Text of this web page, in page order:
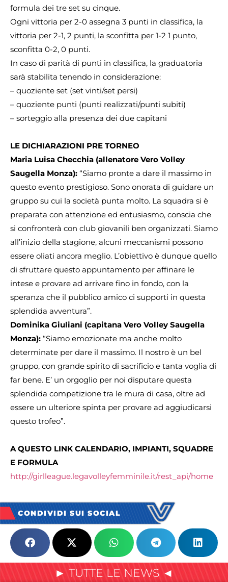
formula dei tre set su cinque.
Ogni vittoria per 2-0 assegna 3 punti in classifica, la
vittoria per 2-1, 2 punti, la sconfitta per 1-2 1 punto,
sconfitta 0-2, 0 punti.
In caso di parità di punti in classifica, la graduatoria
sarà stabilita tenendo in considerazione:
– quoziente set (set vinti/set persi)
– quoziente punti (punti realizzati/punti subiti)
– sorteggio alla presenza dei due capitani
LE DICHIARAZIONI PRE TORNEO
Maria Luisa Checchia (allenatore Vero Volley
Saugella Monza): “Siamo pronte a dare il massimo in
questo evento prestigioso. Sono onorata di guidare un
gruppo su cui la società punta molto. La squadra si è
preparata con attenzione ed entusiasmo, conscia che
si confronterà con club giovanili ben organizzati. Siamo
all’inizio della stagione, alcuni meccanismi possono
essere oliati ancora meglio. L’obiettivo è dunque quello
di sfruttare questo appuntamento per affinare le
intese e provare ad arrivare fino in fondo, con la
speranza che il pubblico amico ci supporti in questa
splendida avventura”.
Dominika Giuliani (capitana Vero Volley Saugella
Monza): “Siamo emozionate ma anche molto
determinate per dare il massimo. Il nostro è un bel
gruppo, con grande spirito di sacrificio e tanta voglia di
far bene. E’ un orgoglio per noi disputare questa
splendida competizione tra le mura di casa, oltre ad
essere un ulteriore spinta per provare ad aggiudicarsi
questo trofeo”.
A QUESTO LINK CALENDARIO, IMPIANTI, SQUADRE
E FORMULA
http://girlleague.legavolleyfemminile.it/rest_api/home
CONDIVIDI SUI SOCIAL
► TUTTE LE NEWS ◄